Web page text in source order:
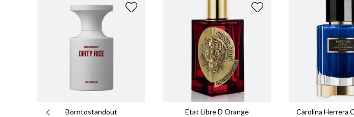
Borntostandout Etat Libre D Orange Carolina Herrera